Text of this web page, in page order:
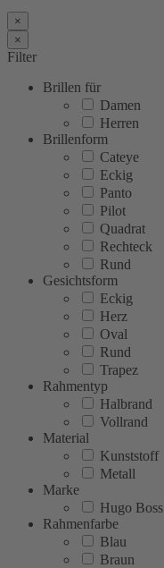
×
×
Filter
Brillen für
Damen
Herren
Brillenform
Cateye
Eckig
Panto
Pilot
Quadrat
Rechteck
Rund
Gesichtsform
Eckig
Herz
Oval
Rund
Trapez
Rahmentyp
Halbrand
Vollrand
Material
Kunststoff
Metall
Marke
Hugo Boss
Rahmenfarbe
Blau
Braun